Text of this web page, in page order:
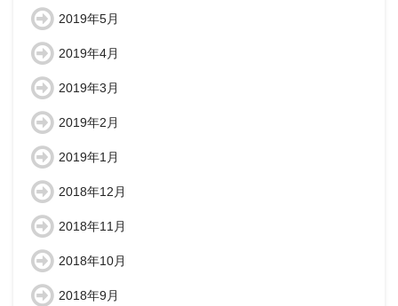
2019年5月
2019年4月
2019年3月
2019年2月
2019年1月
2018年12月
2018年11月
2018年10月
2018年9月